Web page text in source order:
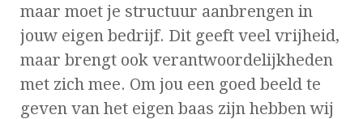
maar moet je structuur aanbrengen in
jouw eigen bedrijf. Dit geeft veel vrijheid,
maar brengt ook verantwoordelijkheden
met zich mee. Om jou een goed beeld te
geven van het eigen baas zijn hebben wij